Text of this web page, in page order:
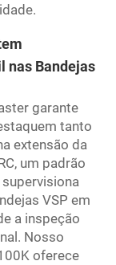
nas Bandejas
garante
tanto
extensão da
um padrão
VSP em
a inspeção
Nosso
oferece